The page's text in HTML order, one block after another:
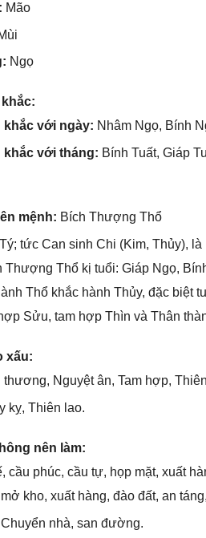
Mão
Ngọ
khắc với ngày: Nhâm Ngọ, Bính
khắc với tháng: Bính Tuất, Giáp
mệnh: Bích Thượnɡ Thổ
tức Can ѕinh Chi (Kim, Thủy), là
Thượnɡ Thổ kị tuổi: Giáp Ngọ,
Thổ khắc hành Thủy, đặc biệt
Sửu, tam hợp Thìn và Thân
xấu:
thương, Nguyệt ân, Tam hợp,
kỵ, Thiên lao.
nên làm:
cầu phúc, cầu tự, họp mặt, xuất
kho, xuất hàng, đào đất, an
Chuyển nhà, ѕan đường.